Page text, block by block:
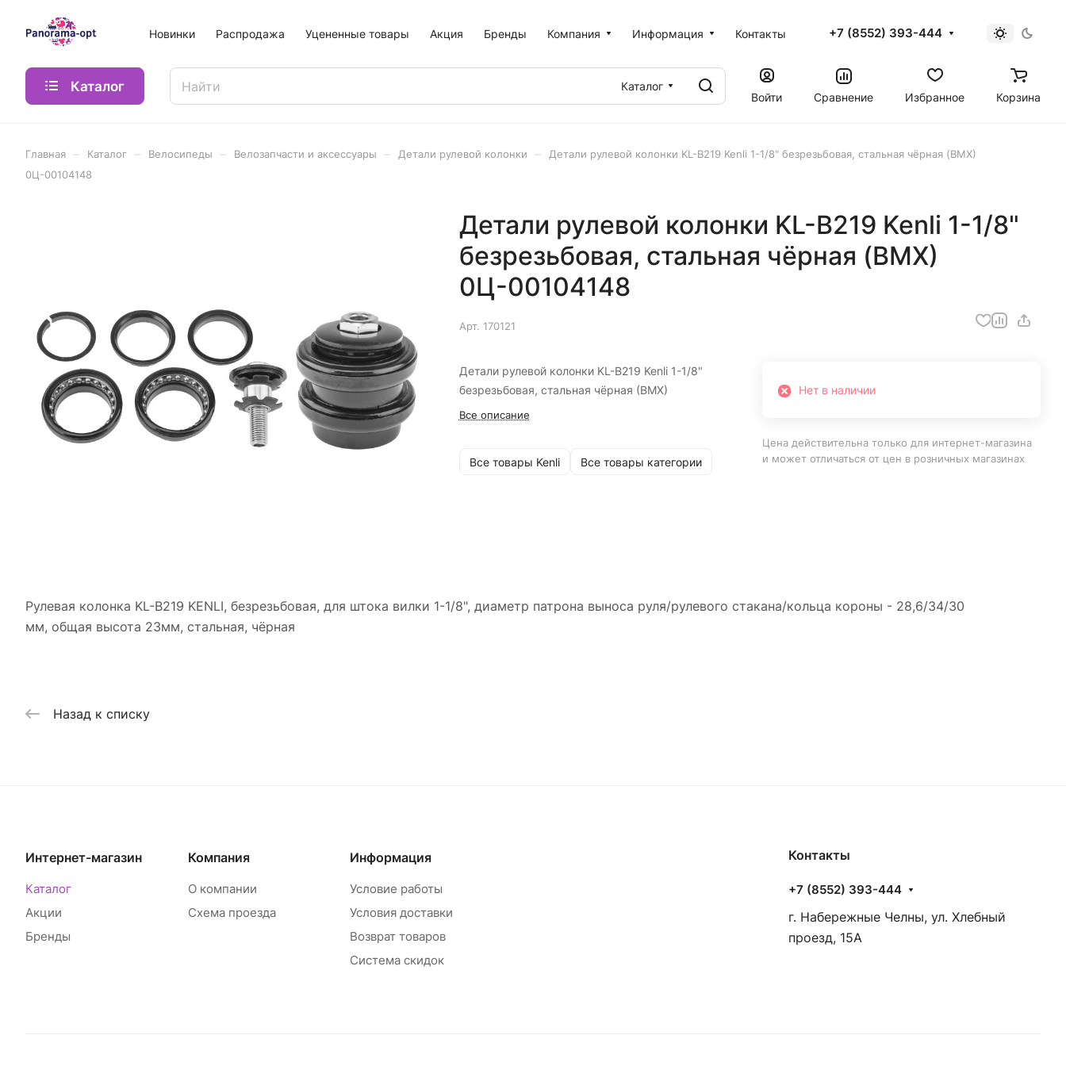
Новинки Распродажа Уцененные товары Акция Бренды Компания Информация Контакты +7 (8552) 393-444
Каталог
Каталог
Войти
Сравнение Избранное Корзина
Главная Каталог Велосипеды Велозапчасти и аксессуары Детали рулевой колонки
Детали рулевой колонки KL-B219 Kenli 1-1/8" безрезьбовая, стальная чёрная (BMX)
0Ц-00104148
Детали рулевой колонки KL-B219 Kenli 1-1/8"
безрезьбовая, стальная чёрная (BMX)
0Ц-00104148
Арт. 170121
Детали рулевой колонки KL-B219 Kenli 1-1/8"
безрезьбовая, стальная чёрная (BMX)
Все описание
Все товары Kenli Все товары категории
Нет в наличии
Цена действительна только для интернет-магазина
и может отличаться от цен в розничных магазинах
Рулевая колонка KL-B219 KENLI, безрезьбовая, для штока вилки 1-1/8", диаметр патрона выноса руля/рулевого стакана/кольца короны - 28,6/34/30
мм, общая высота 23мм, стальная, чёрная
Назад к списку
Интернет-магазин
Каталог
Акции
Бренды
Компания
О компании
Схема проезда
Информация
Условие работы
Условия доставки
Возврат товаров
Система скидок
Контакты
+7 (8552) 393-444
г. Набережные Челны, ул. Хлебный
проезд, 15А